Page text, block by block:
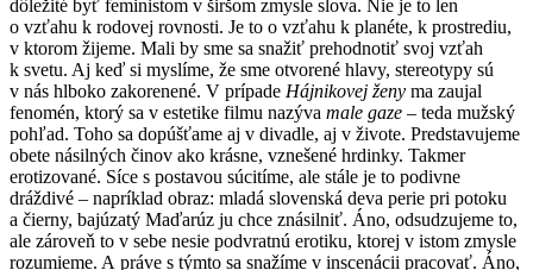
dôležité byť feministom v širšom zmysle slova. Nie je to len
o vzťahu k rodovej rovnosti. Je to o vzťahu k planéte, k prostrediu,
v ktorom žijeme. Mali by sme sa snažiť prehodnotiť svoj vzťah
k svetu. Aj keď si myslíme, že sme otvorené hlavy, stereotypy sú
v nás hlboko zakorenené. V prípade Hájnikovej ženy ma zaujal
fenomén, ktorý sa v estetike filmu nazýva male gaze – teda mužský
pohľad. Toho sa dopúšťame aj v divadle, aj v živote. Predstavujeme
obete násilných činov ako krásne, vznešené hrdinky. Takmer
erotizované. Síce s postavou súcitíme, ale stále je to podivne
dráždivé – napríklad obraz: mladá slovenská deva perie pri potoku
a čierny, bajúzatý Maďarúz ju chce znásilniť. Áno, odsudzujeme to,
ale zároveň to v sebe nesie podvratnú erotiku, ktorej v istom zmysle
rozumieme. A práve s týmto sa snažíme v inscenácii pracovať. Áno,